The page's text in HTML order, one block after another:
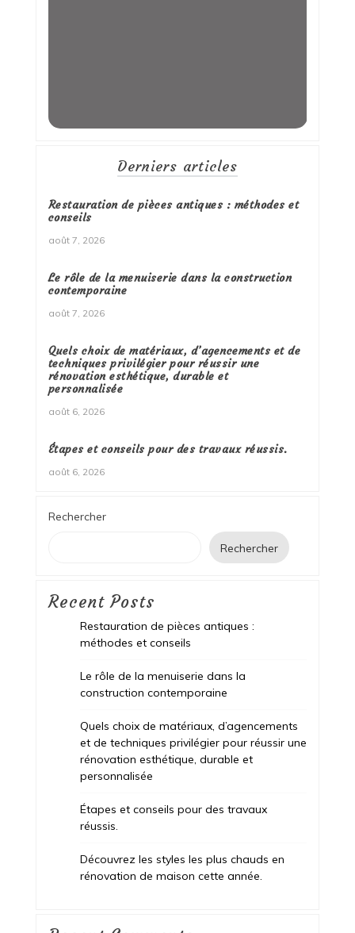
Derniers articles
Restauration de pièces antiques : méthodes et
conseils
août 7, 2026
Le rôle de la menuiserie dans la construction
contemporaine
août 7, 2026
Quels choix de matériaux, d’agencements et de
techniques privilégier pour réussir une
rénovation esthétique, durable et
personnalisée
août 6, 2026
Étapes et conseils pour des travaux réussis.
août 6, 2026
Rechercher
Rechercher
Recent Posts
Restauration de pièces antiques :
méthodes et conseils
Le rôle de la menuiserie dans la
construction contemporaine
Quels choix de matériaux, d’agencements
et de techniques privilégier pour réussir une
rénovation esthétique, durable et
personnalisée
Étapes et conseils pour des travaux
réussis.
Découvrez les styles les plus chauds en
rénovation de maison cette année.